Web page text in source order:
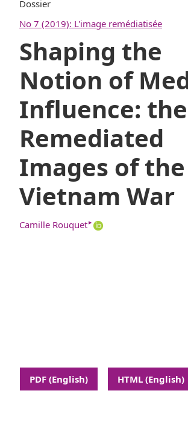
Dossier
No 7 (2019): L'image remédiatisée
Shaping the
Notion of
Influence: the
Remediated
Images of the
Vietnam War
Camille Rouquet▸
PDF (English) HTML (English)